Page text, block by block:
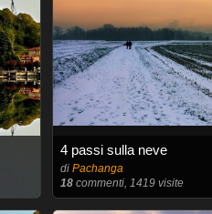
4 passi sulla neve
di Pachanga
18commenti, 1419 visite